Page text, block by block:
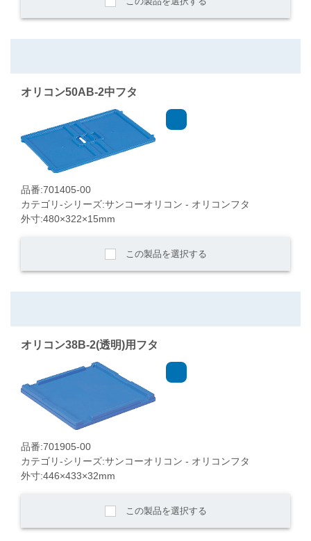
オリコン50AB-2中フタ
品番:701405-00
カテゴリ-シリーズ:サンコーオリコン - オリコンフタ
外寸:480×322×15mm
この製品を選択する
オリコン38B-2(透明)用フタ
品番:701905-00
カテゴリ-シリーズ:サンコーオリコン - オリコンフタ
外寸:446×433×32mm
この製品を選択する